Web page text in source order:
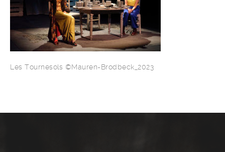
Les Tournesols ©Mauren-Brodbeck_2023